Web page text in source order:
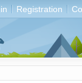
Registration